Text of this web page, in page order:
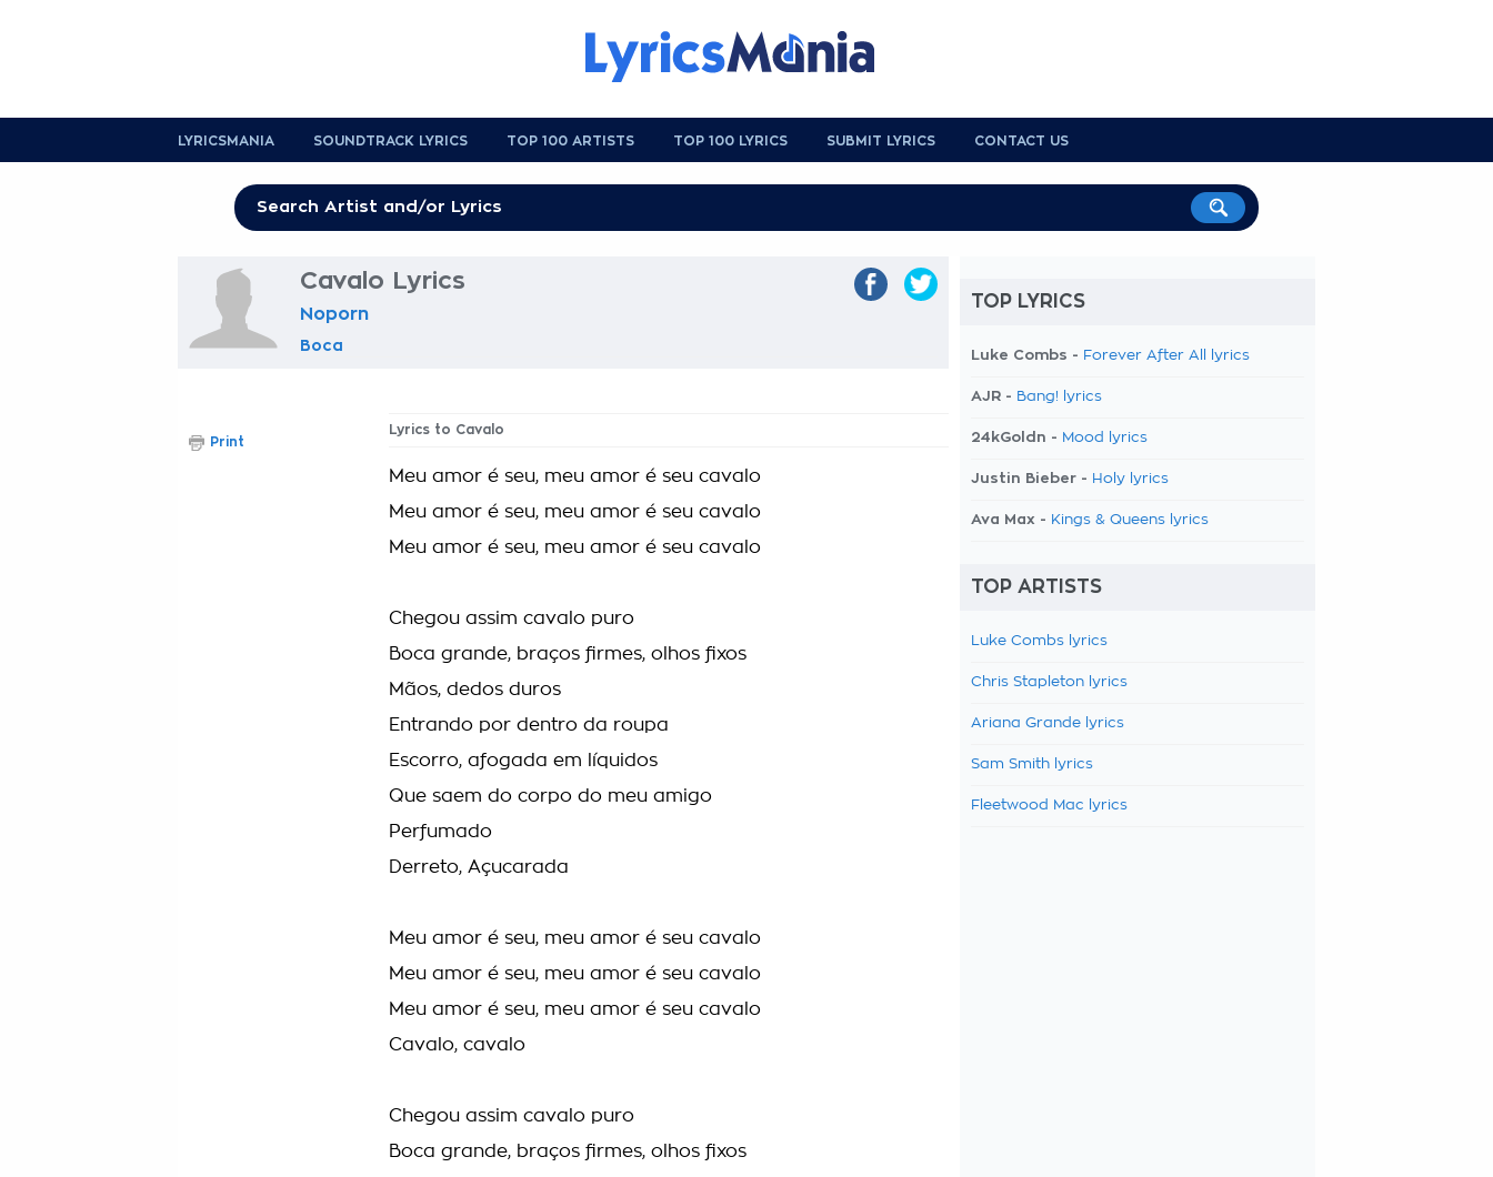
LYRICSMANIA SOUNDTRACK LYRICS TOP 100 ARTISTS TOP 100 LYRICS SUBMIT LYRICS CONTACT US
Cavalo Lyrics
Noporn
Boca
Lyrics to Cavalo
Meu amor é seu, meu amor é seu cavalo
Meu amor é seu, meu amor é seu cavalo
Meu amor é seu, meu amor é seu cavalo
Chegou assim cavalo puro
Boca grande, braços firmes, olhos fixos
Mãos, dedos duros
Entrando por dentro da roupa
Escorro, afogada em líquidos
Que saem do corpo do meu amigo
Perfumado
Derreto, Açucarada
Meu amor é seu, meu amor é seu cavalo
Meu amor é seu, meu amor é seu cavalo
Meu amor é seu, meu amor é seu cavalo
Cavalo, cavalo
Chegou assim cavalo puro
Boca grande, braços firmes, olhos fixos
Print
TOP LYRICS
Luke Combs - Forever After All lyrics
AJR - Bang! lyrics
24kGoldn - Mood lyrics
Justin Bieber - Holy lyrics
Ava Max - Kings & Queens lyrics
TOP ARTISTS
Luke Combs lyrics
Chris Stapleton lyrics
Ariana Grande lyrics
Sam Smith lyrics
Fleetwood Mac lyrics